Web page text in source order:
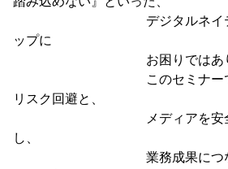
デジタルネイティブ
ップに
お困りではありま
このセミナーでは、
リスク回避と、
メディアを安全かつ
し、
業務成果につなげる